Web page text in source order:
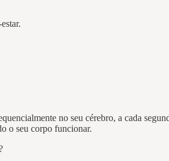
no seu cérebro, a cada
o seu corpo funcionar.